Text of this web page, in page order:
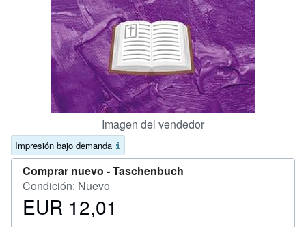
Imagen del vendedor
Impresión bajo demanda
Comprar nuevo -Taschenbuch
Condición: Nuevo
Precio
EUR 12,01